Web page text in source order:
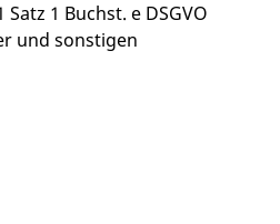
1 Buchst. e DSGVO
und sonstigen